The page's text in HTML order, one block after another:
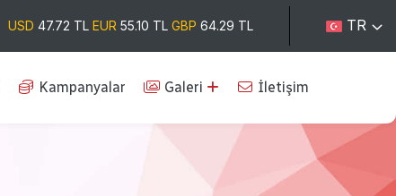
USD 47.72 TL EUR 55.10 TL GBP 64.29 TL TR
Kampanyalar Galeri İletişim